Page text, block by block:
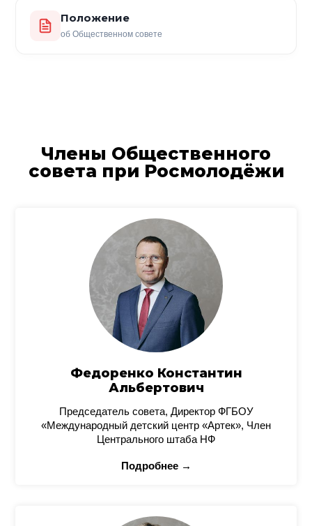
Положение
об Общественном совете
Члены Общественного
совета при Росмолодёжи
Федоренко Константин
Альбертович
Председатель совета, Директор ФГБОУ
«Международный детский центр «Артек», Член
Центрального штаба НФ
Подробнее →